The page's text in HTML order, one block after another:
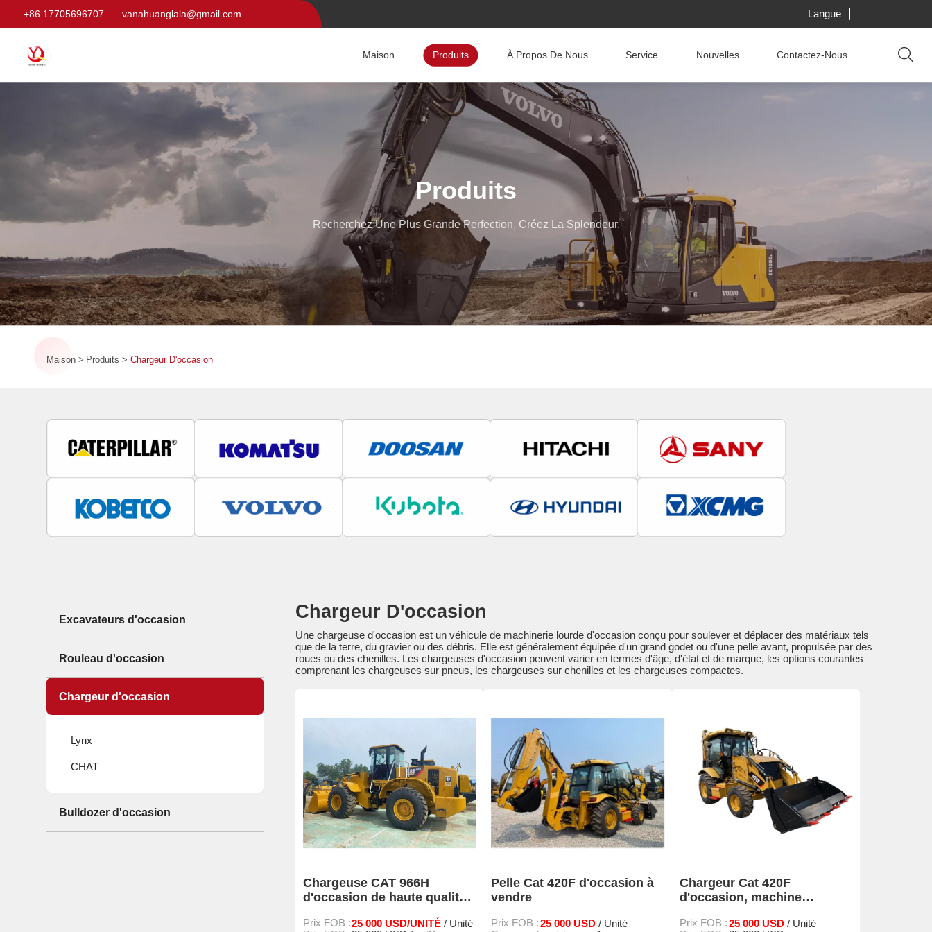
+86 17705696707 vanahuanglala@gmail.com Langue
Maison Produits À Propos De Nous Service Nouvelles Contactez-Nous
Produits
Recherchez Une Plus Grande Perfection, Créez La Splendeur.
Maison Produits Chargeur D'occasion
Excavateurs d'occasion
Rouleau d'occasion
Chargeur d'occasion
Lynx
CHAT
Bulldozer d'occasion
Chargeur D'occasion
Une chargeuse d'occasion est un véhicule de machinerie lourde d'occasion conçu pour soulever et déplacer des matériaux tels
que de la terre, du gravier ou des débris. Elle est généralement équipée d'un grand godet ou d'une pelle avant, propulsée par des
roues ou des chenilles. Les chargeuses d'occasion peuvent varier en termes d'âge, d'état et de marque, les options courantes
comprenant les chargeuses sur pneus, les chargeuses sur chenilles et les chargeuses compactes.
Chargeuse CAT 966H
d'occasion de haute qualité,
Prix FOB :25 000 USD/UNITÉ / Unité
Pelle Cat 420F d'occasion à
vendre
Prix FOB :25 000 USD / Unité
Chargeur Cat 420F
d'occasion, machine
Prix FOB :25 000 USD/ Unité